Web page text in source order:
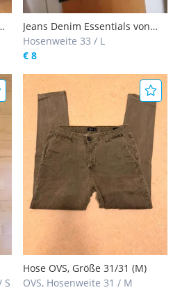
Jeans Denim Essentials von
TCM
Hosenweite 33 / L
€ 8
S
Hose OVS, Größe 31/31 (M)
OVS, Hosenweite 31 / M